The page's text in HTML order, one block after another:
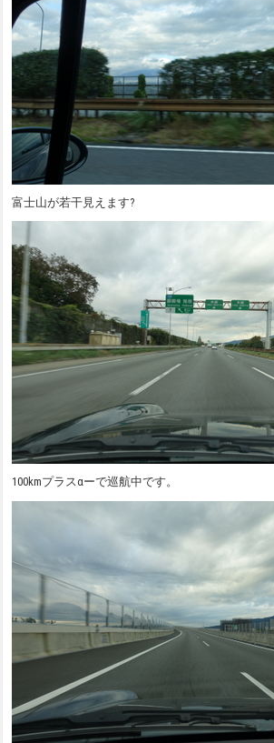
富士山が若干見えます?
100kmプラスαーで巡航中です。